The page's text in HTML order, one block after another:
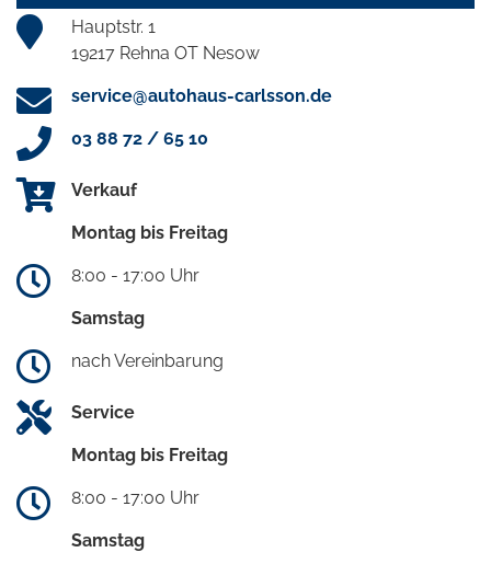
Hauptstr. 1
19217 Rehna OT Nesow
service@autohaus-carlsson.de
03 88 72 / 65 10
Verkauf
Montag bis Freitag
8:00 - 17:00 Uhr
Samstag
nach Vereinbarung
Service
Montag bis Freitag
8:00 - 17:00 Uhr
Samstag